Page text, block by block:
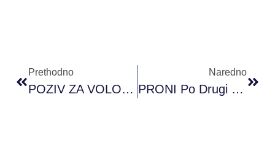
Prethodno
POZIV ZA VOLONTERE/KE – POSTANI DIO PRONI TIMA
Naredno
PRONI Po Drugi Put Ima Svog Predstavnika U Western Balkans Youth Lab Projektu ECC-A